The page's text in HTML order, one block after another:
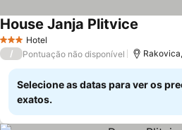
3 EstrelasHotel
House Janja Plitvice
/ Pontuação não disponível
Selecione as datas para ver os
exatos.